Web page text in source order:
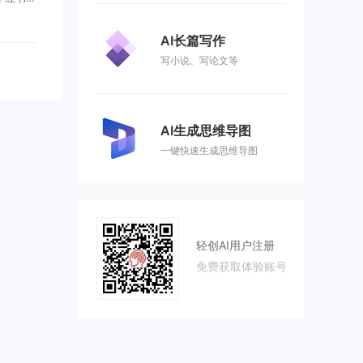
AI长篇写作
写小说、写论文等
AI生成思维导图
一键快速生成思维导图
轻创AI用户注册
免费获取体验账号